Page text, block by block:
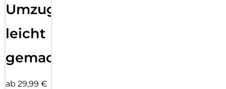
Umzug
leicht
gemacht!
ab 29,99 €